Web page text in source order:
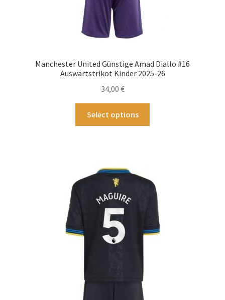
Manchester United Günstige Amad Diallo #16
Auswärtstrikot Kinder 2025-26
34,00 €
Select options
Die
Optionen
können
auf
der